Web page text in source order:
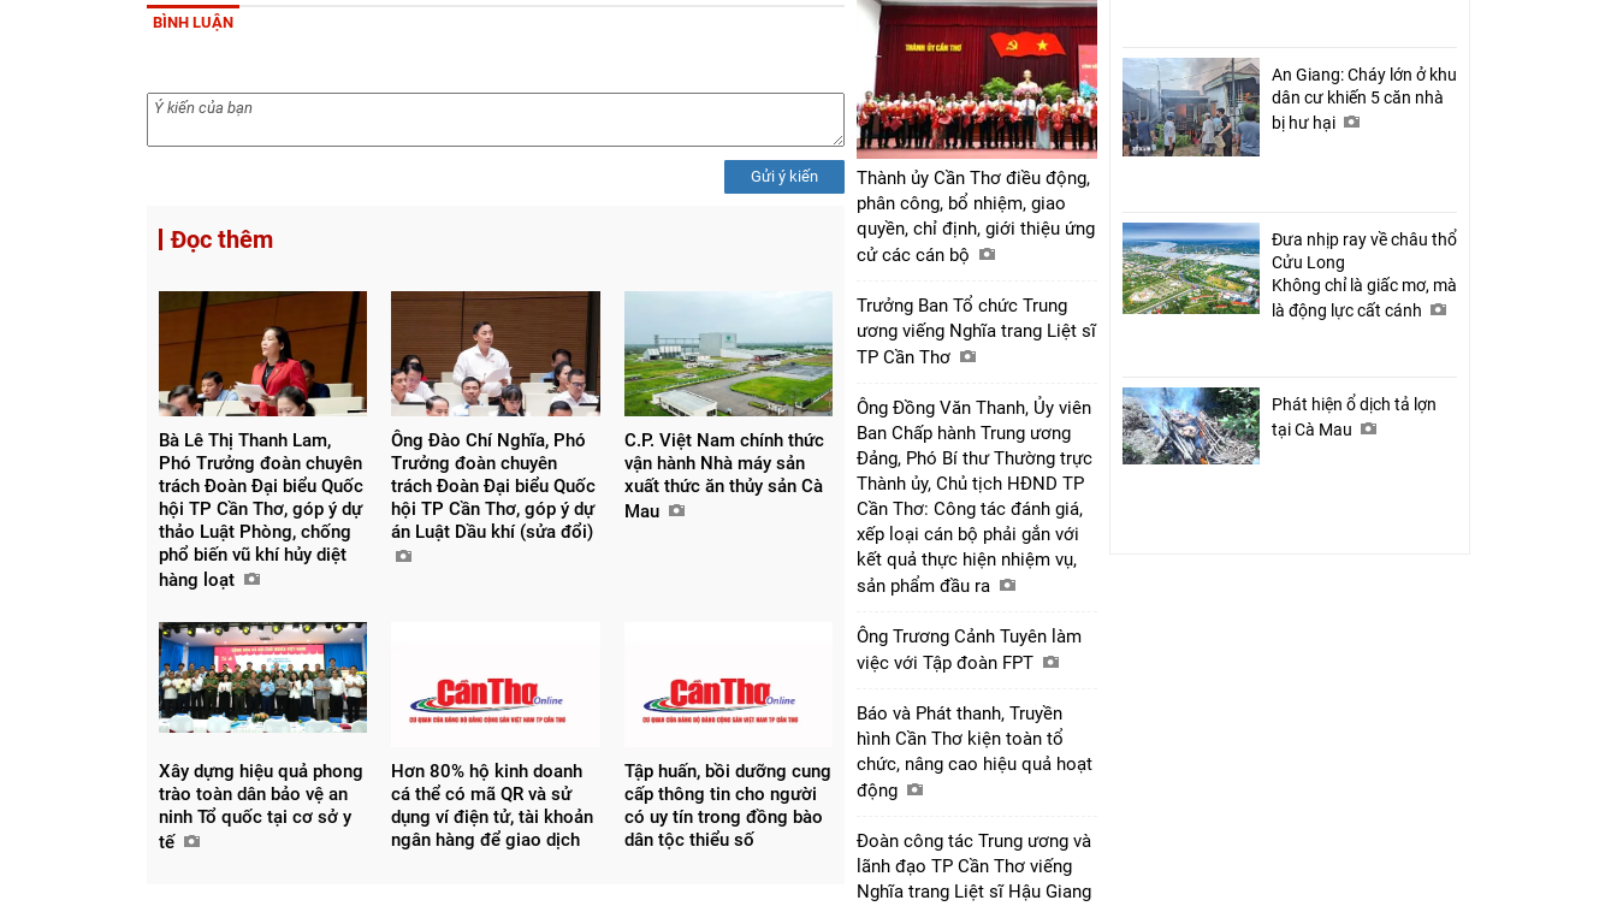
BÌNH LUẬN
Gửi ý kiến
Đọc thêm
Bà Lê Thị Thanh Lam,
Phó Trưởng đoàn chuyên
trách Đoàn Đại biểu Quốc
hội TP Cần Thơ, góp ý dự
thảo Luật Phòng, chống
phổ biến vũ khí hủy diệt
hàng loạt
Ông Đào Chí Nghĩa, Phó
Trưởng đoàn chuyên
trách Đoàn Đại biểu Quốc
hội TP Cần Thơ, góp ý dự
án Luật Dầu khí (sửa đổi)
C.P. Việt Nam chính thức
vận hành Nhà máy sản
xuất thức ăn thủy sản Cà
Mau
Xây dựng hiệu quả phong
trào toàn dân bảo vệ an
ninh Tổ quốc tại cơ sở y
tế
Hơn 80% hộ kinh doanh
cá thể có mã QR và sử
dụng ví điện tử, tài khoản
ngân hàng để giao dịch
Tập huấn, bồi dưỡng cung
cấp thông tin cho người
có uy tín trong đồng bào
dân tộc thiểu số
Thành ủy Cần Thơ điều động,
phân công, bổ nhiệm, giao
quyền, chỉ định, giới thiệu ứng
cử các cán bộ
Trưởng Ban Tổ chức Trung
ương viếng Nghĩa trang Liệt sĩ
TP Cần Thơ
Ông Đồng Văn Thanh, Ủy viên
Ban Chấp hành Trung ương
Đảng, Phó Bí thư Thường trực
Thành ủy, Chủ tịch HĐND TP
Cần Thơ: Công tác đánh giá,
xếp loại cán bộ phải gắn với
kết quả thực hiện nhiệm vụ,
sản phẩm đầu ra
Ông Trương Cảnh Tuyên làm
việc với Tập đoàn FPT
Báo và Phát thanh, Truyền
hình Cần Thơ kiện toàn tổ
chức, nâng cao hiệu quả hoạt
động
Đoàn công tác Trung ương và
lãnh đạo TP Cần Thơ viếng
Nghĩa trang Liệt sĩ Hậu Giang
An Giang: Cháy lớn ở khu
dân cư khiến 5 căn nhà
bị hư hại
Đưa nhịp ray về châu thổ
Cửu Long
Không chỉ là giấc mơ, mà
là động lực cất cánh
Phát hiện ổ dịch tả lợn
tại Cà Mau